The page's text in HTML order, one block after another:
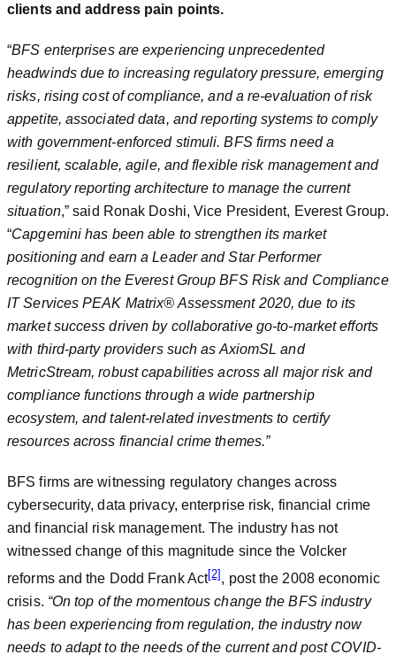
clients and address pain points.
“BFS enterprises are experiencing unprecedented
headwinds due to increasing regulatory pressure, emerging
risks, rising cost of compliance, and a re-evaluation of risk
appetite, associated data, and reporting systems to comply
with government-enforced stimuli. BFS firms need a
resilient, scalable, agile, and flexible risk management and
regulatory reporting architecture to manage the current
situation,” said Ronak Doshi, Vice President, Everest Group.
“Capgemini has been able to strengthen its market
positioning and earn a Leader and Star Performer
recognition on the Everest Group BFS Risk and Compliance
IT Services PEAK Matrix® Assessment 2020, due to its
market success driven by collaborative go-to-market efforts
with third-party providers such as AxiomSL and
MetricStream, robust capabilities across all major risk and
compliance functions through a wide partnership
ecosystem, and talent-related investments to certify
resources across financial crime themes.”
BFS firms are witnessing regulatory changes across
cybersecurity, data privacy, enterprise risk, financial crime
and financial risk management. The industry has not
witnessed change of this magnitude since the Volcker
reforms and the Dodd Frank Act[2], post the 2008 economic
crisis. “On top of the momentous change the BFS industry
has been experiencing from regulation, the industry now
needs to adapt to the needs of the current and post COVID-